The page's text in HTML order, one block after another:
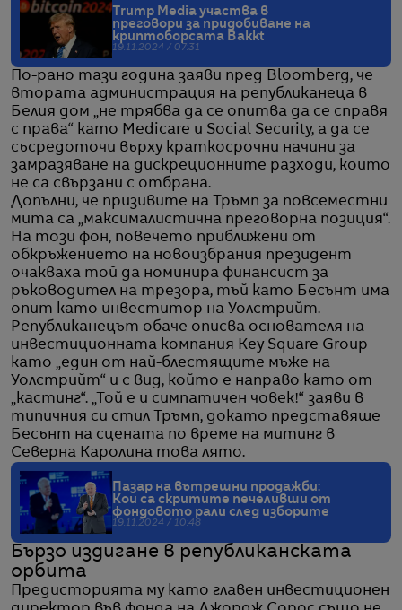
Trump Media участва в
преговори за придобиване на
криптоборсата Bakkt
19.11.2024 / 07:31
По-рано тази година заяви пред Bloomberg, че
втората администрация на републиканеца в
Белия дом „не трябва да се опитва да се справя
с права“ като Medicare и Social Security, а да се
съсредоточи върху краткосрочни начини за
замразяване на дискреционните разходи, които
не са свързани с отбрана.
Допълни, че призивите на Тръмп за повсеместни
мита са „максималистична преговорна позиция“.
На този фон, повечето приближени от
обкръжението на новоизбрания президент
очакваха той да номинира финансист за
ръководител на трезора, тъй като Бесънт има
опит като инвеститор на Уолстрийт.
Републиканецът обаче описва основателя на
инвестиционната компания Key Square Group
като „един от най-блестящите мъже на
Уолстрийт“ и с вид, който е направо като от
„кастинг“. „Той е и симпатичен човек!“ заяви в
типичния си стил Тръмп, докато представяше
Бесънт на сцената по време на митинг в
Северна Каролина това лято.
Пазар на вътрешни продажби:
Кои са скритите печеливши от
фондовото рали след изборите
19.11.2024 / 10:48
Бързо издигане в републиканската
орбита
Предисторията му като главен инвестиционен